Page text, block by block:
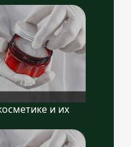
и их